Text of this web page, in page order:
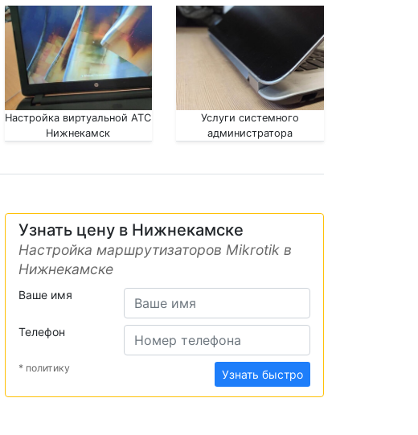
Настройка виртуальной АТС
Нижнекамск
Услуги системного
администратора
Узнать цену в Нижнекамске
Настройка маршрутизаторов Mikrotik в
Нижнекамске
Ваше имя
Телефон
* политику Узнать быстро